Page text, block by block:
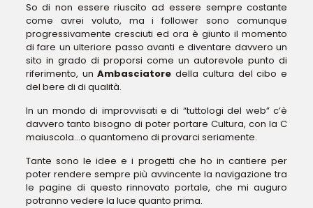
So di non essere riuscito ad essere sempre costante
come avrei voluto, ma i follower sono comunque
progressivamente cresciuti ed ora è giunto il momento
di fare un ulteriore passo avanti e diventare davvero un
sito in grado di proporsi come un autorevole punto di
riferimento, unAmbasciatore della cultura del cibo e
del bere di di qualità.
In un mondo di improvvisati e di “tuttologi del web” c’è
davvero tanto bisogno di poter portare Cultura, con la C
maiuscola…o quantomeno di provarci seriamente.
Tante sono le idee e i progetti che ho in cantiere per
poter rendere sempre più avvincente la navigazione tra
le pagine di questo rinnovato portale, che mi auguro
potranno vedere la luce quanto prima.